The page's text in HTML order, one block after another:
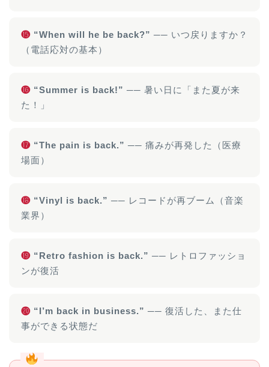
⓯ “When will he be back?” ── いつ戻りますか？
（電話応対の基本）
⓰ “Summer is back!” ── 暑い日に「また夏が来
た！」
⓱ “The pain is back.” ── 痛みが再発した（医療
場面）
⓲ “Vinyl is back.” ── レコードが再ブーム（音楽
業界）
⓳ “Retro fashion is back.” ── レトロファッショ
ンが復活
⓴ “I’m back in business.” ── 復活した、また仕
事ができる状態だ